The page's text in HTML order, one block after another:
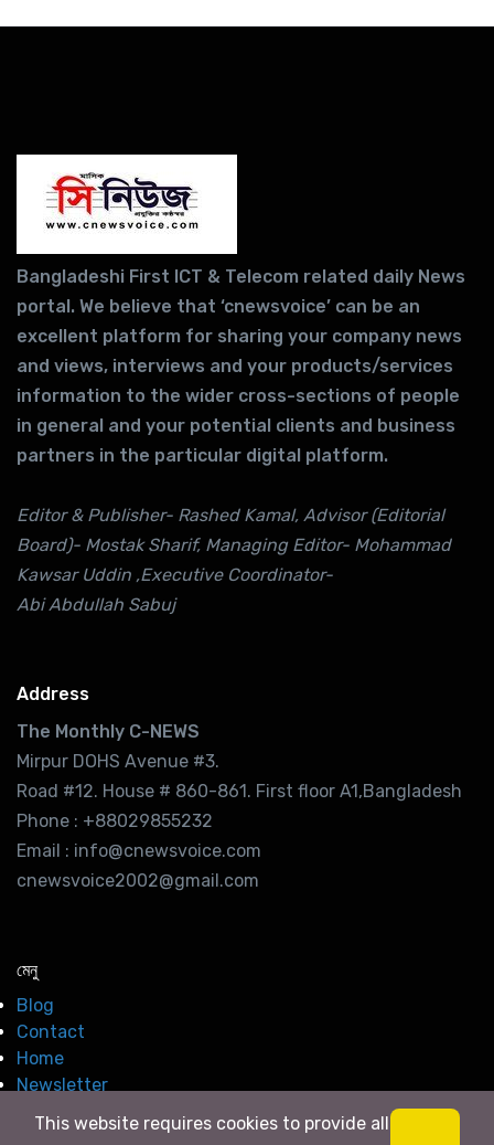
Bangladeshi First ICT & Telecom related daily News
portal. We believe that ‘cnewsvoice’ can be an
excellent platform for sharing your company news
and views, interviews and your products/services
information to the wider cross-sections of people
in general and your potential clients and business
partners in the particular digital platform.
Editor & Publisher- Rashed Kamal, Advisor (Editorial
Board)- Mostak Sharif, Managing Editor- Mohammad
Kawsar Uddin ,Executive Coordinator-
Abi Abdullah Sabuj
Address
The Monthly C-NEWS
Mirpur DOHS Avenue #3.
Road #12. House # 860-861. First floor A1,Bangladesh
Phone : +88029855232
Email : info@cnewsvoice.com
cnewsvoice2002@gmail.com
মেনু
Blog
Contact
Home
Newsletter
This website requires cookies to provide all